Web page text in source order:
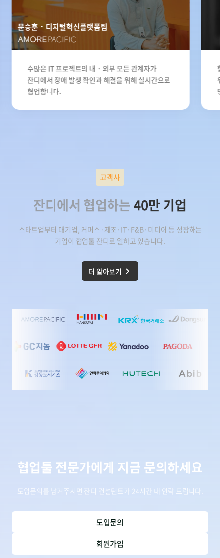
문승훈 디지털혁신플랫폼팀
수많은 IT 프로젝트의 내・외부 모든 관계자가
잔디에서 장애 발생 확인과 해결을 위해 실시간으로
협업합니다.
고객사
잔디에서 협업하는40만 기업
스타트업부터 대기업, 커머스·제조·IT·F&B·미디어 등 성장하는
기업이 협업툴 잔디 로 일하고 있습니다.
더 알아보기
협업툴 전문가에게 지금 문의하세요
도입문의를 남겨주시면 잔디 컨설턴트가 24시간 내 연락 드립니다.
도입문의
회원가입